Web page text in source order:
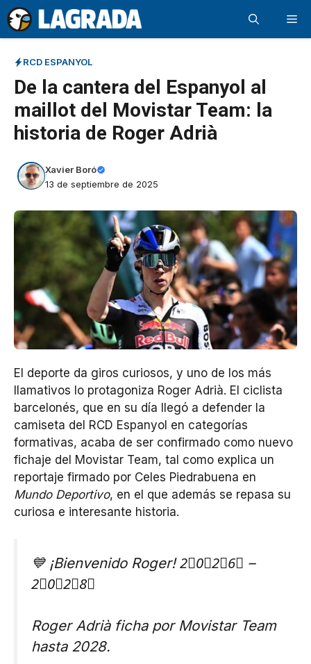
Saltar
al
contenido
RCD ESPANYOL
De la cantera del Espanyol al
maillot del Movistar Team: la
historia de Roger Adrià
Xavier Boró
13 de septiembre de 2025
El deporte da giros curiosos, y uno de los más
llamativos lo protagoniza Roger Adrià. El ciclista
barcelonés, que en su día llegó a defender la
camiseta del RCD Espanyol en categorías
formativas, acaba de ser confirmado como nuevo
fichaje del Movistar Team, tal como explica un
reportaje firmado por Celes Piedrabuena en
Mundo Deportivo, en el que además se repasa su
curiosa e interesante historia.
💙 ¡Bienvenido Roger! 2⃣0⃣2⃣6⃣ –
2⃣0⃣2⃣8⃣
Roger Adrià ficha por Movistar Team
hasta 2028.